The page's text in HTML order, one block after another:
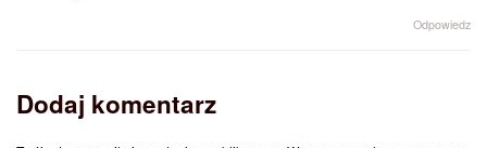
Odpowiedz
Dodaj komentarz